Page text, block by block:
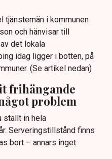
tjänstemän i kommunen
och hänvisar till
det lokala
idag ligger i botten, på
(Se artikel nedan)
frihängande
problem
ställt in hela
Serveringstillstånd finns
bort – annars inget